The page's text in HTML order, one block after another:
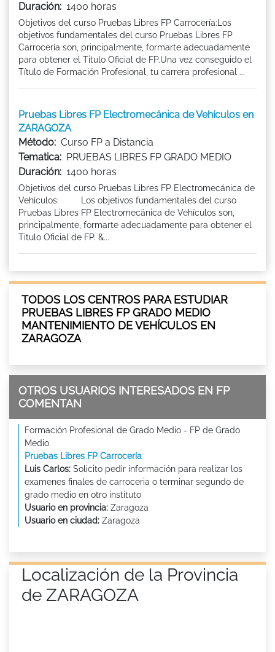
Duración: 1400 horas
Objetivos del curso Pruebas Libres FP Carrocería:Los
objetivos fundamentales del curso Pruebas Libres FP
Carrocería son, principalmente, formarte adecuadamente
para obtener el Titulo Oficial de FP.Una vez conseguido el
Título de Formación Profesional, tu carrera profesional ...
Pruebas Libres FP Electromecánica de Vehículos en
ZARAGOZA
Método: Curso FP a Distancia
Tematica: PRUEBAS LIBRES FP GRADO MEDIO
Duración: 1400 horas
Objetivos del curso Pruebas Libres FP Electromecánica de
Vehículos: Los objetivos fundamentales del curso
Pruebas Libres FP Electromecánica de Vehículos son,
principalmente, formarte adecuadamente para obtener el
Titulo Oficial de FP. &...
TODOS LOS CENTROS PARA ESTUDIAR
PRUEBAS LIBRES FP GRADO MEDIO
MANTENIMIENTO DE VEHÍCULOS EN
ZARAGOZA
OTROS USUARIOS INTERESADOS EN FP
COMENTAN
Formación Profesional de Grado Medio - FP de Grado
Medio
Pruebas Libres FP Carrocería
Luis Carlos: Solicito pedir información para realizar los
examenes finales de carroceria o terminar segundo de
grado medio en otro instituto
Usuario en provincia: Zaragoza
Usuario en ciudad: Zaragoza
Localización de la Provincia
de ZARAGOZA